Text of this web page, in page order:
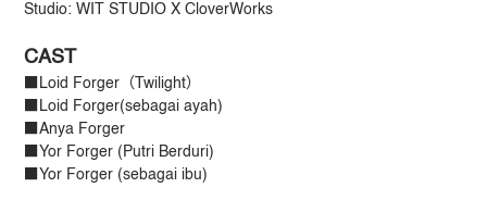
Studio: WIT STUDIO X CloverWorks
CAST
■Loid Forger（Twilight）
■Loid Forger(sebagai ayah)
■Anya Forger
■Yor Forger (Putri Berduri)
■Yor Forger (sebagai ibu)